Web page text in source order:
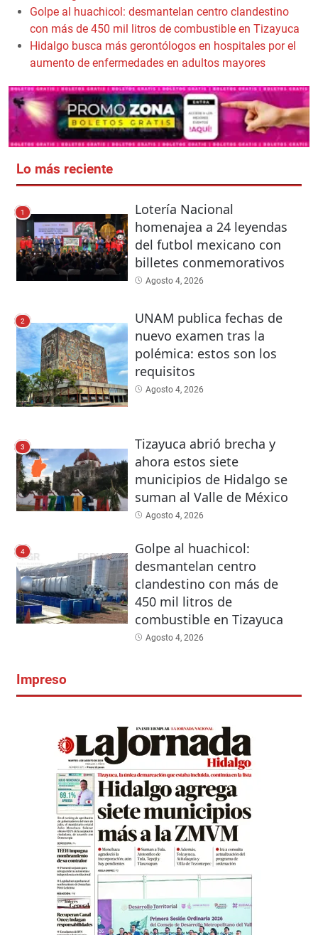
Golpe al huachicol: desmantelan centro clandestino
con más de 450 mil litros de combustible en Tizayuca
Hidalgo busca más gerontólogos en hospitales por el
aumento de enfermedades en adultos mayores
Lo más reciente
1
Lotería Nacional
homenajea a 24 leyendas
del futbol mexicano con
billetes conmemorativos
Agosto 4, 2026
2
UNAM publica fechas de
nuevo examen tras la
polémica: estos son los
requisitos
Agosto 4, 2026
3
Tizayuca abrió brecha y
ahora estos siete
municipios de Hidalgo se
suman al Valle de México
Agosto 4, 2026
4
Golpe al huachicol:
desmantelan centro
clandestino con más de
450 mil litros de
combustible en Tizayuca
Agosto 4, 2026
Impreso